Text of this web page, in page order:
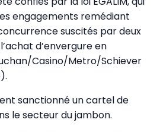
engagements remédiant
suscités par deux
d’envergure en
Casino/Metro/Schiever
sanctionné un cartel de
le secteur du jambon.